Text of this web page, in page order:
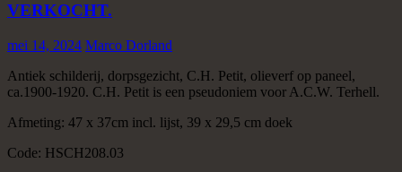
VERKOCHT.
mei 14, 2024 Marco Dorland
Antiek schilderij, dorpsgezicht, C.H. Petit, olieverf op paneel,
ca.1900-1920. C.H. Petit is een pseudoniem voor A.C.W. Terhell.
Afmeting: 47 x 37cm incl. lijst, 39 x 29,5 cm doek
Code: HSCH208.03